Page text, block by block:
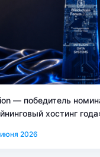
— победитель
хостинг
2026